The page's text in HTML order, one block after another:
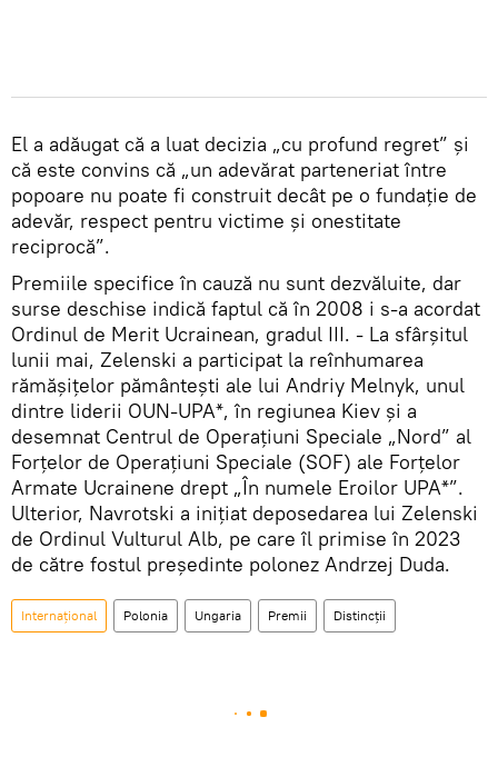
El a adăugat că a luat decizia „cu profund regret” și
că este convins că „un adevărat parteneriat între
popoare nu poate fi construit decât pe o fundație de
adevăr, respect pentru victime și onestitate
reciprocă”.
Premiile specifice în cauză nu sunt dezvăluite, dar
surse deschise indică faptul că în 2008 i s-a acordat
Ordinul de Merit Ucrainean, gradul III. - La sfârșitul
lunii mai, Zelenski a participat la reînhumarea
rămășițelor pământești ale lui Andriy Melnyk, unul
dintre liderii OUN-UPA*, în regiunea Kiev și a
desemnat Centrul de Operațiuni Speciale „Nord” al
Forțelor de Operațiuni Speciale (SOF) ale Forțelor
Armate Ucrainene drept „În numele Eroilor UPA*”.
Ulterior, Navrotski a inițiat deposedarea lui Zelenski
de Ordinul Vulturul Alb, pe care îl primise în 2023
de către fostul președinte polonez Andrzej Duda.
Internațional Polonia Ungaria Premii Distincţii